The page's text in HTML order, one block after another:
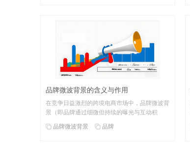
品牌微波背景的含义与作用
在竞争日益激烈的跨境电商市场中，品牌微波背
景（即品牌通过细微但持续的曝光与互动积
品牌微波背景
品牌